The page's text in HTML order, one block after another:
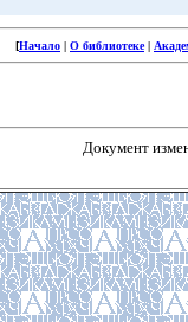
[Начало | О библиотеке|
Документ